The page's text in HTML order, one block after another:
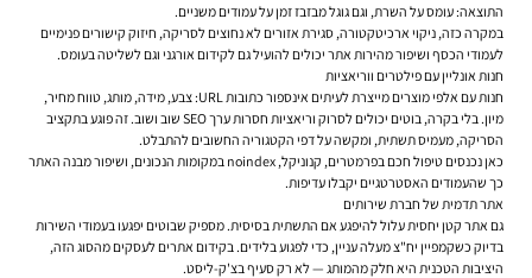
התוצאה: עומס על השרת, וגם גוגל מבזבז זמן על עמודים משניים.
במקרה כזה, ניקוי ארכיטקטורה, סגירת אזורים לא נחוצים לסריקה, חיזוק קישורים פנימיים
לעמודי הכסף ושיפור מהירות אתר יכולים להועיל גם לקידום אורגני וגם לשליטה בעומס.
חנות אונליין עם פילטרים ווריאציות
חנות עם אלפי מוצרים מייצרת לעיתים אינספור כתובות URL: צבע, מידה, מותג, טווח מחיר,
מיון. בלי בקרה, בוטים יכולים לסרוק וריאציות חסרות ערך SEO שוב ושוב. זה פוגע בתקציב
הסריקה, מעמיס תשתית, ומקשה על דפי הקטגוריה החשובים להתבלט.
כאן נכנסים טיפול חכם בפרמטרים, קנוניקל, noindex במקומות הנכונים, ושיפור מבנה האתר
כך שהעמודים האסטרטגיים יקבלו עדיפות.
אתר תדמית של חברת שירותים
גם אתר קטן יחסית עלול להיפגע אם התשתית בסיסית. מספיק שבוטים יפגעו בעמודי השירות
בדיוק כשקמפיין יח"צ מעלה עניין, כדי לפגוע בלידים. בקידום אתרים לעסקים מהסוג הזה,
היציבות הטכנית היא חלק מהמותג — לא רק סעיף בצ'ק-ליסט.